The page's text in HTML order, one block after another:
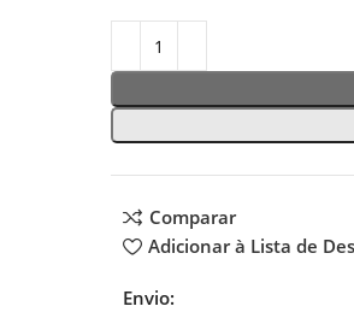
Comparar
Adicionar à Lista de
Envio: